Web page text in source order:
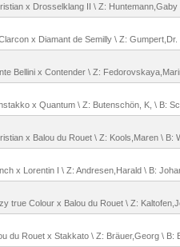
x Drosselklang II \ Z:
x Diamant de Semilly \ Z:
Bellini x Contender \ Z:
x Quantum \ Z: Butenschön, K, \ B:
x Balou du Rouet \ Z: Kools,Maren \ B:
x Lorentin I \ Z: Andresen,Harald \ B:
true Colour x Balou du Rouet \ Z:
du Rouet x Stakkato \ Z: Bräuer,Georg \ B: